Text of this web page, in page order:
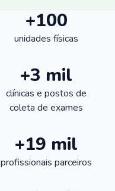
+100
unidades físicas
+3 mil
clínicas e postos de
coleta de exames
+19 mil
profissionais parceiros